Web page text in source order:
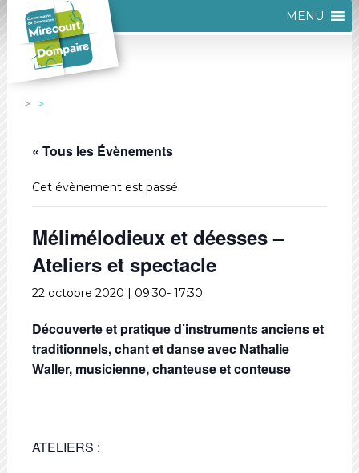
MENU
« Tous les Évènements
Cet évènement est passé.
Mélimélodieux et déesses –
Ateliers et spectacle
22 octobre 2020 | 09:30- 17:30
Découverte et pratique d’instruments anciens et
traditionnels, chant et danse avec Nathalie
Waller, musicienne, chanteuse et conteuse
ATELIERS :